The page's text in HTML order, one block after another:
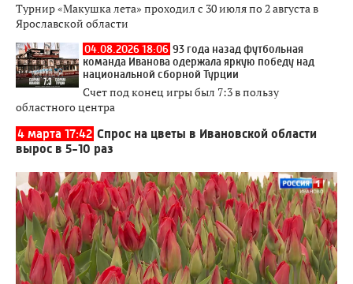
Турнир «Макушка лета» проходил с 30 июля по 2 августа в
Ярославской области
04.08.2026 18:06 93 года назад футбольная
команда Иванова одержала яркую победу над
национальной сборной Турции
Счет под конец игры был 7:3 в пользу
областного центра
4 марта 17:42 Спрос на цветы в Ивановской области
вырос в 5-10 раз